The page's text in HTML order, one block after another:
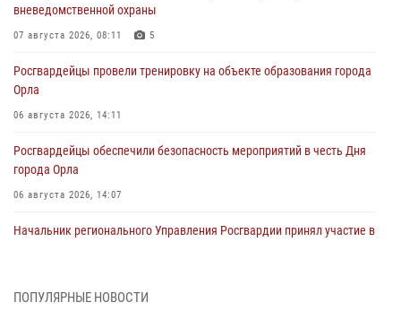
вневедомственной охраны
07 августа 2026, 08:11 5
Росгвардейцы провели тренировку на объекте образования города
Орла
06 августа 2026, 14:11
Росгвардейцы обеспечили безопасность мероприятий в честь Дня
города Орла
06 августа 2026, 14:07
Начальник регионального Управления Росгвардии принял участие в
ПОПУЛЯРНЫЕ НОВОСТИ